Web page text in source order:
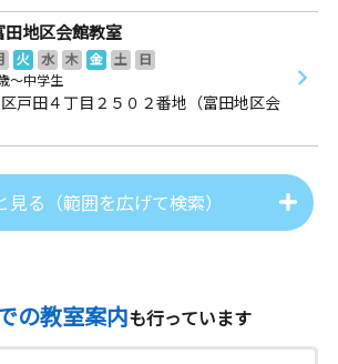
田地区会館教室
火 水 木 金 土
日
～中学生
戸田４丁目２５０２番地（富田地区会
見る（範囲を広げて検索）
の教室案内も行っています